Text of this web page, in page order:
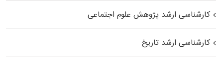
کارشناسی ارشد پژوهش علوم اجتماعی
کارشناسی ارشد تاریخ